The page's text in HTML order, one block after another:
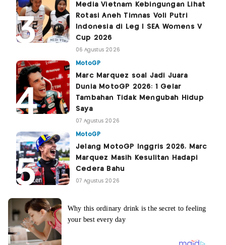
Media Vietnam Kebingungan Lihat
Rotasi Aneh Timnas Voli Putri
Indonesia di Leg I SEA Womens V
Cup 2026
06 Agustus 2026
MotoGP
Marc Marquez soal Jadi Juara
Dunia MotoGP 2026: 1 Gelar
Tambahan Tidak Mengubah Hidup
Saya
07 Agustus 2026
MotoGP
Jelang MotoGP Inggris 2026, Marc
Marquez Masih Kesulitan Hadapi
Cedera Bahu
07 Agustus 2026